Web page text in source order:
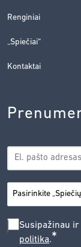
Renginiai
„Spiečiai“
Kontaktai
EL.
PAŠTAS*
MIESTAS*
SUSIPAŽINAU
Susipažinau
politika.*